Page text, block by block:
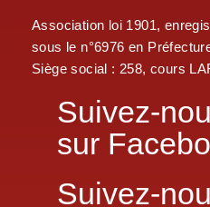
Association loi 1901,
sous le n°6976 en
Siège social : 258, cours
Suivez-
sur
Suivez-